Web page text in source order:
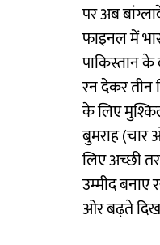
पर अब
फाइनल में
पाकिस्तान
रन देकर तीन
के लिए
बुमराह (चार
लिए अच्छी
उम्मीद
ओर बढ़ते दिख